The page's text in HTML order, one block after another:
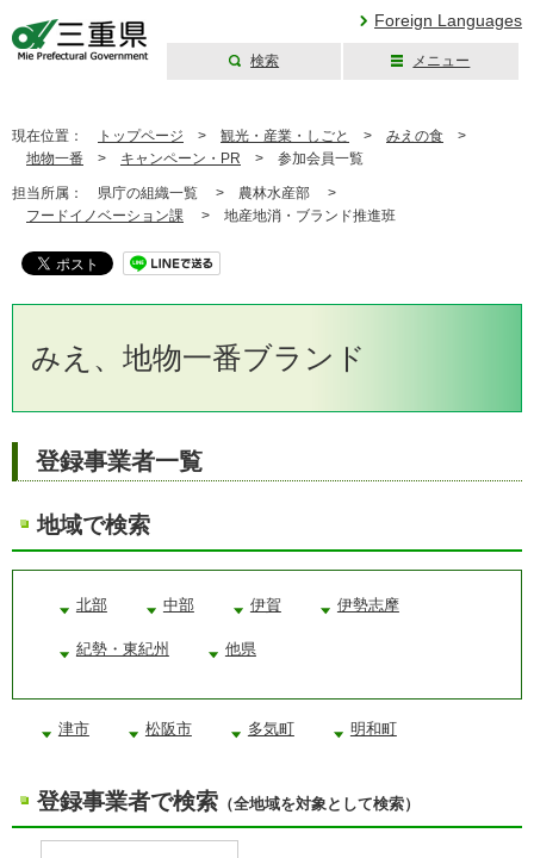
Foreign Languages
検索 メニュー
現在位置： トップページ > 観光・産業・しごと > みえの食 >
地物一番 > キャンペーン・PR > 参加会員一覧
担当所属： 県庁の組織一覧 > 農林水産部 >
フードイノベーション課 > 地産地消・ブランド推進班
みえ、地物一番ブランド
登録事業者一覧
地域で検索
北部 中部 伊賀 伊勢志摩
紀勢・東紀州 他県
津市 松阪市 多気町 明和町
登録事業者で検索 （全地域を対象として検索）